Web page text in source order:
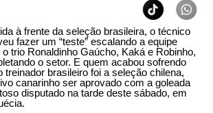
à frente da seleção brasileira, o técnico
fazer um “teste” escalando a equipe
trio Ronaldinho Gaúcho, Kaká e Robinho,
o setor. E quem acabou sofrendo
treinador brasileiro foi a seleção chilena,
canarinho ser aprovado com a goleada
disputado na tarde deste sábado, em